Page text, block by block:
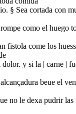
§ Sea cortada con
como el huego
fistola come los
y si la | carne |
beue el
no le dexa pudrir